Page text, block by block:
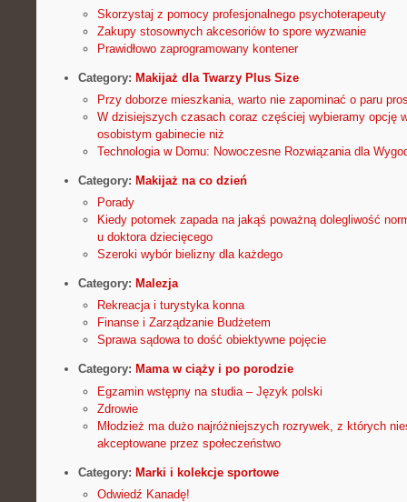
Skorzystaj z pomocy profesjonalnego psychoterapeuty
Zakupy stosownych akcesoriów to spore wyzwanie
Prawidłowo zaprogramowany kontener
Category: Makijaż dla Twarzy Plus Size
Przy doborze mieszkania, warto nie zapominać o paru
W dzisiejszych czasach coraz częściej wybieramy opcję
osobistym gabinecie niż
Technologia w Domu: Nowoczesne Rozwiązania dla
Category: Makijaż na co dzień
Porady
Kiedy potomek zapada na jakąś poważną dolegliwość
u doktora dziecięcego
Szeroki wybór bielizny dla każdego
Category: Malezja
Rekreacja i turystyka konna
Finanse i Zarządzanie Budżetem
Sprawa sądowa to dość obiektywne pojęcie
Category: Mama w ciąży i po porodzie
Egzamin wstępny na studia – Język polski
Zdrowie
Młodzież ma dużo najróżniejszych rozrywek, z których
akceptowane przez społeczeństwo
Category: Marki i kolekcje sportowe
Odwiedź Kanadę!